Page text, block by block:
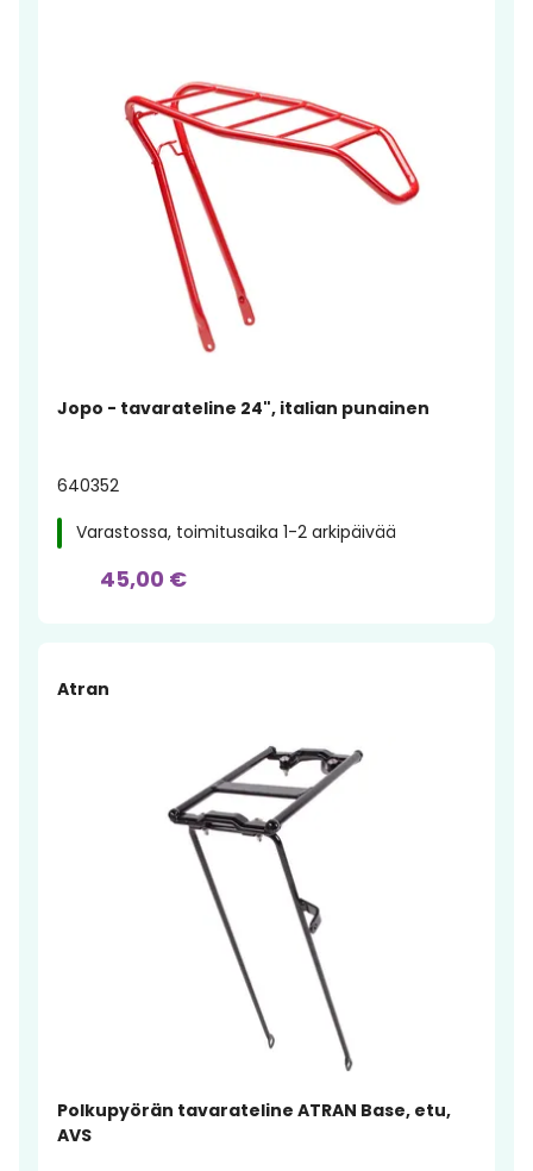
Jopo - tavarateline 24", italian punainen
640352
Varastossa, toimitusaika 1-2 arkipäivää
45,00 €
Atran
Polkupyörän tavarateline ATRAN Base, etu,
AVS